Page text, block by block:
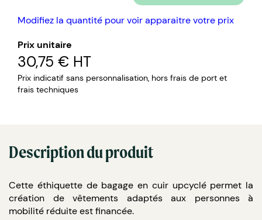
Modifiez la quantité pour voir apparaitre votre prix
Prix unitaire
30,75 € HT
Prix indicatif sans personnalisation, hors frais de port et
frais techniques
Description du produit
Cette éthiquette de bagage en cuir upcyclé permet la
création de vêtements adaptés aux personnes à
mobilité réduite est financée.